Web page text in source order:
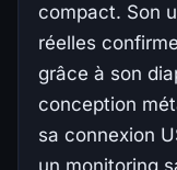
compact. Son
réelles
grâce à son
conception
sa connexion